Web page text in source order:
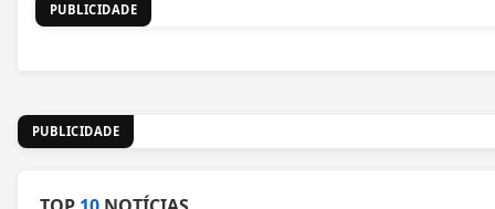
PUBLICIDADE
PUBLICIDADE